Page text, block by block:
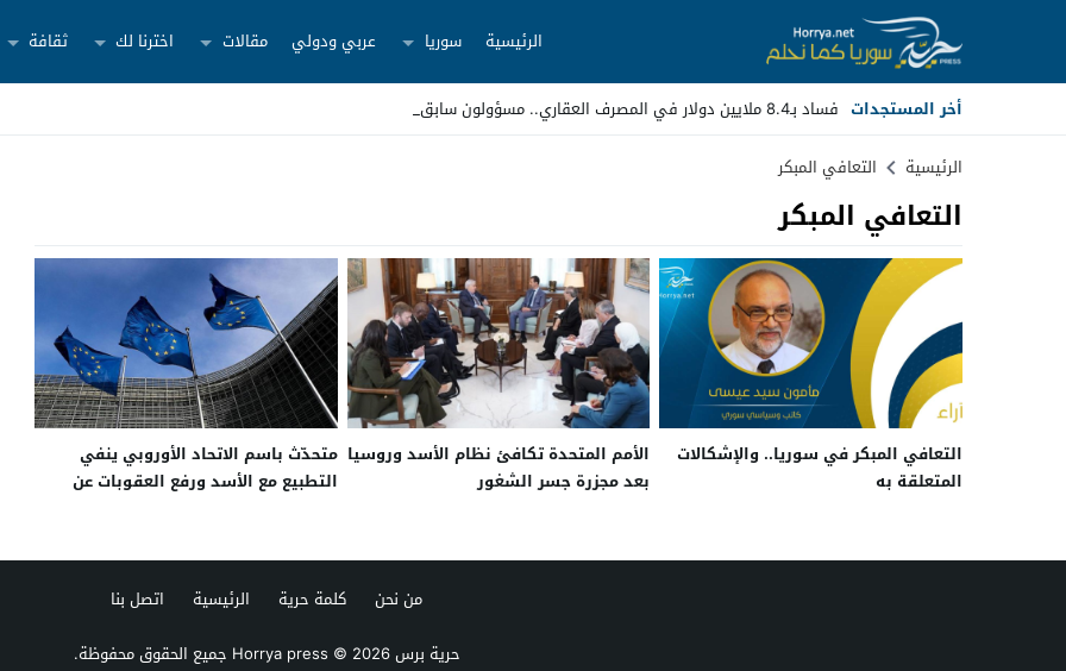
الرئيسية سوريا عربي ودولي مقالات اخترنا لك ثقافة
أخر المستجدات فساد بـ8.4 ملايين دولار في المصرف العقاري.. مسؤولون سابقون _
Stop
Previous
Next
الرئيسية التعافي المبكر
التعافي المبكر
التعافي المبكر في سوريا.. والإشكالات
المتعلقة به
الأمم المتحدة تكافئ نظام الأسد وروسيا
بعد مجزرة جسر الشغور
متحدّث باسم الاتحاد الأوروبي ينفي
التطبيع مع الأسد ورفع العقوبات عن
من نحن كلمة حرية الرئيسية
اتصل بنا
حرية برس Horrya press© 2026 جميع الحقوق محفوظة.